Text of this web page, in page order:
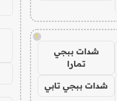
!
شدات ببجي
تمارا
شدات ببجي تابي